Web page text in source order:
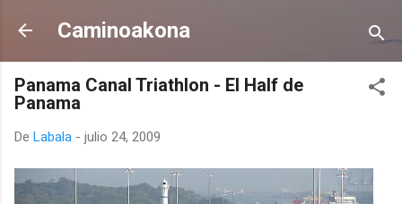
Ir al contenido principal
Caminoakona
Panama Canal Triathlon - El Half de
Panama
De Labala - julio 24, 2009